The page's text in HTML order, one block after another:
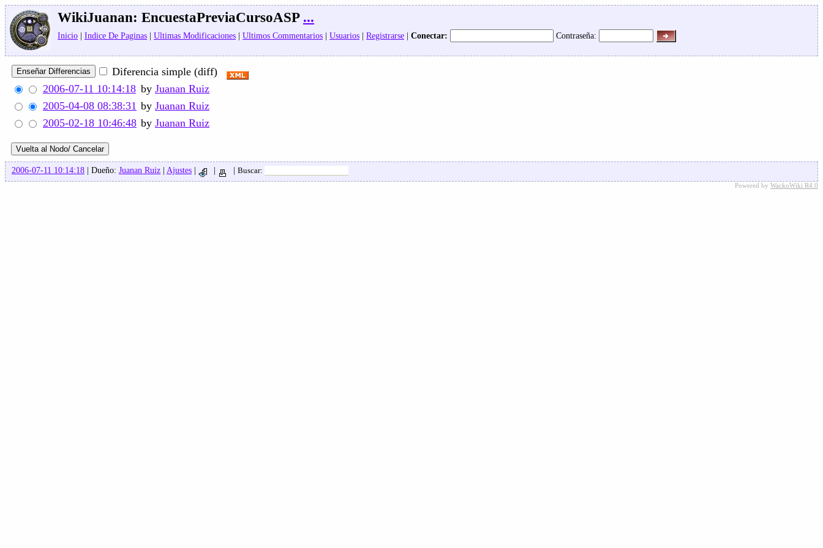
WikiJuanan: EncuestaPreviaCursoASP ...
Inicio | Indice De Paginas | Ultimas Modificaciones | Ultimos Commentarios | Usuarios | Registrarse | Conectar: Contraseña:
Diferencia simple (diff)
2006-07-11 10:14:18 by Juanan Ruiz
2005-04-08 08:38:31 by Juanan Ruiz
2005-02-18 10:46:48 by Juanan Ruiz
2006-07-11 10:14:18 | Dueño: Juanan Ruiz | Ajustes | | | Buscar:
Powered by WackoWiki R4.0